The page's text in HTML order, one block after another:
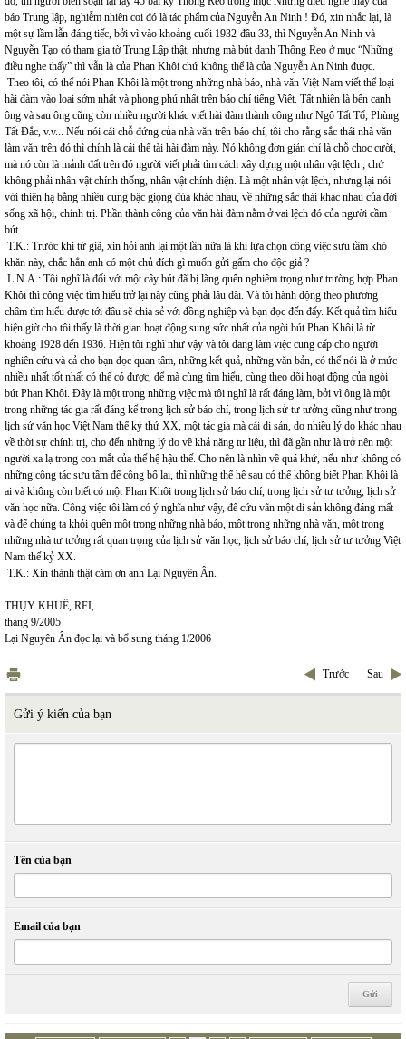
báo Trung lập, nghiễm nhiên coi đó là tác phẩm của Nguyễn An Ninh ! Đó, xin nhắc lại, là
một sự lầm lẫn đáng tiếc, bởi vì vào khoảng cuối 1932-đầu 33, thì Nguyễn An Ninh và
Nguyễn Tạo có tham gia tờ Trung Lập thật, nhưng mà bút danh Thông Reo ở mục “Những
điều nghe thấy” thì vẫn là của Phan Khôi chứ không thể là của Nguyễn An Ninh được.
Theo tôi, có thể nói Phan Khôi là một trong những nhà báo, nhà văn Việt Nam viết thể loại
hài đàm vào loại sớm nhất và phong phú nhất trên báo chí tiếng Việt. Tất nhiên là bên cạnh
ông và sau ông cũng còn nhiều người khác viết hài đàm thành công như Ngô Tất Tố, Phùng
Tất Đắc, v.v... Nếu nói cái chỗ đứng của nhà văn trên báo chí, tôi cho rằng sắc thái nhà văn
làm văn trên đó thì chính là cái thể tài hài đàm này. Nó không đơn giản chỉ là chỗ chọc cười,
mà nó còn là mảnh đất trên đó người viết phải tìm cách xây dựng một nhân vật lệch ; chứ
không phải nhân vật chính thống, nhân vật chính diện. Là một nhân vật lệch, nhưng lại nói
với thiên hạ bằng nhiều cung bậc giọng đùa khác nhau, về những sắc thái khác nhau của đời
sống xã hội, chính trị. Phần thành công của văn hài đàm nằm ở vai lệch đó của người cầm
bút.
T.K.: Trước khi từ giã, xin hỏi anh lại một lần nữa là khi lựa chọn công việc sưu tầm khó
khăn này, chắc hẳn anh có một chủ đích gì muốn gửi gấm cho độc giả ?
L.N.A.: Tôi nghĩ là đối với một cây bút đã bị lãng quên nghiêm trọng như trường hợp Phan
Khôi thì công việc tìm hiểu trở lại này cũng phải lâu dài. Và tôi hành động theo phương
châm tìm hiểu được tới đâu sẽ chia sẻ với đồng nghiệp và bạn đọc đến đấy. Kết quả tìm hiểu
hiện giờ cho tôi thấy là thời gian hoạt động sung sức nhất của ngòi bút Phan Khôi là từ
khoảng 1928 đến 1936. Hiện tôi nghĩ như vậy và tôi đang làm việc cung cấp cho người
nghiên cứu và cả cho bạn đọc quan tâm, những kết quả, những văn bản, có thể nói là ở mức
nhiều nhất tốt nhất có thể có được, để mà cùng tìm hiểu, cùng theo dõi hoạt động của ngòi
bút Phan Khôi. Đây là một trong những việc mà tôi nghĩ là rất đáng làm, bởi vì ông là một
trong những tác gia rất đáng kể trong lịch sử báo chí, trong lịch sử tư tưởng cũng như trong
lịch sử văn học Việt Nam thế kỷ thứ XX, một tác gia mà cái di sản, do nhiều lý do khác nhau
về thời sự chính trị, cho đến những lý do về khả năng tư liệu, thì đã gần như là trở nên một
người xa lạ trong con mắt của thế hệ hậu thế. Cho nên là nhìn về quá khứ, nếu như không có
những công tác sưu tầm để công bố lại, thì những thế hệ sau có thể không biết Phan Khôi là
ai và không còn biết có một Phan Khôi trong lịch sử báo chí, trong lịch sử tư tưởng, lịch sử
văn học nữa. Công việc tôi làm có ý nghĩa như vậy, để cứu vãn một di sản không đáng mất
và để chúng ta khỏi quên một trong những nhà báo, một trong những nhà văn, một trong
những nhà tư tưởng rất quan trọng của lịch sử văn học, lịch sử báo chí, lịch sử tư tưởng Việt
Nam thế kỷ XX.
T.K.: Xin thành thật cám ơn anh Lại Nguyên Ân.
THỤY KHUÊ, RFI,
tháng 9/2005
Lại Nguyên Ân đọc lại và bổ sung tháng 1/2006
Trước Sau
Gửi ý kiến của bạn
Tên của bạn
Email của bạn